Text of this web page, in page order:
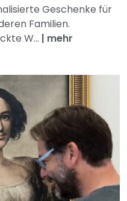
Geschenke für
Familien.
W... | mehr